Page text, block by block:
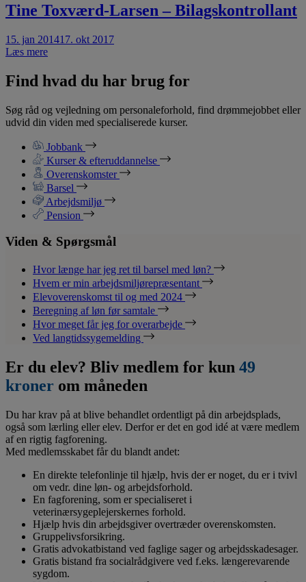
Tine Toxværd-Larsen – Bilagskontrollant
15. jan 201417. okt 2017
Læs mere
Find hvad du har brug for
Søg råd og vejledning om personaleforhold, find drømmejobbet eller
udvid din viden med specialiserede kurser.
Jobbank
Kurser & efteruddannelse
Overenskomster
Barsel
Arbejdsmiljø
Pension
Viden & Spørgsmål
Hvor længe har jeg ret til barsel med løn?
Hvem er min arbejdsmiljørepræsentant
Elevoverenskomst til og med 2024
Beregning af løn før samtale
Hvor meget får jeg for overarbejde
Ved langtidssygemelding
Er du elev? Bliv medlem for kun 49
kroner om måneden
Du har krav på at blive behandlet ordentligt på din arbejdsplads,
også som lærling eller elev. Derfor er det en god idé at være medlem
af en rigtig fagforening.
Med medlemsskabet får du blandt andet:
En direkte telefonlinje til hjælp, hvis der er noget, du er i tvivl
om vedr. dine løn- og arbejdsforhold.
En fagforening, som er specialiseret i
veterinærsygeplejerskernes forhold.
Hjælp hvis din arbejdsgiver overtræder overenskomsten.
Gruppelivsforsikring.
Gratis advokatbistand ved faglige sager og arbejdsskadesager.
Gratis bistand fra socialrådgivere ved f.eks. længerevarende
sygdom.